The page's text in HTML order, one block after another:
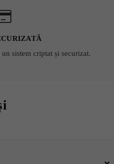
sistem criptat și securizat.